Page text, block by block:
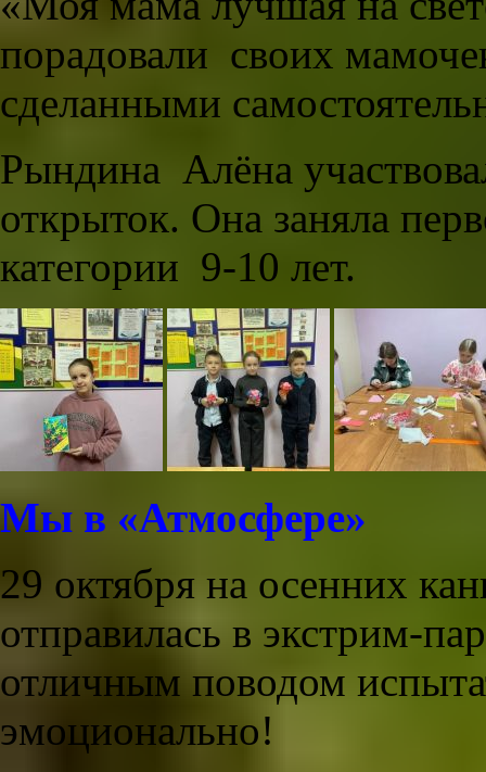
порадовали своих
сделанными
Рындина Алёна
открыток. Она заняла
категории 9-10 лет.
Мы в «Атмосфере»
29 октября на осенних
отправилась в экстрим-
отличным поводом
эмоционально!